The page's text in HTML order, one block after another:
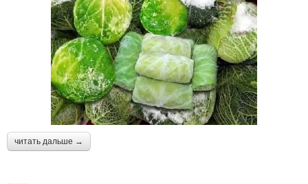
читать дальше →